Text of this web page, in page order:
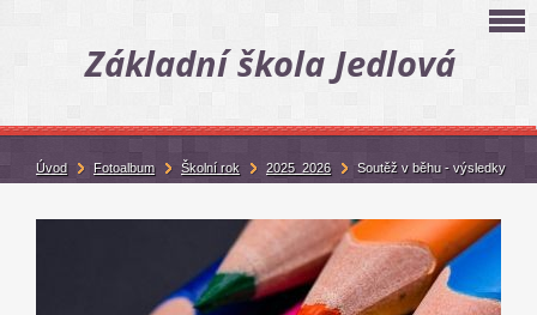
Základní škola Jedlová
Úvod Fotoalbum Školní rok 2025_2026 Soutěž v běhu - výsledky